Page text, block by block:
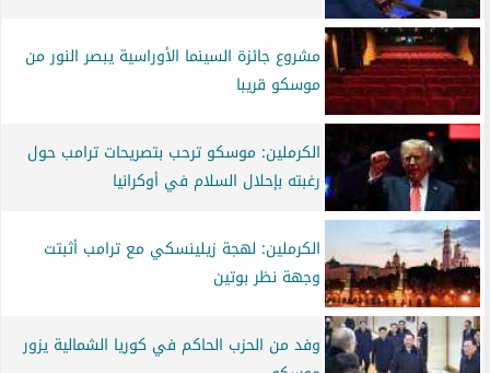
مشروع جائزة السينما الأوراسية يبصر النور من
موسكو قريبا
الكرملين: موسكو ترحب بتصريحات ترامب حول
رغبته بإحلال السلام في أوكرانيا
الكرملين: لهجة زيلينسكي مع ترامب أثبتت
وجهة نظر بوتين
وفد من الحزب الحاكم في كوريا الشمالية يزور